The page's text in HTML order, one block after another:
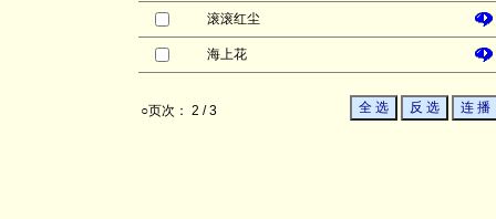
滚滚红尘
海上花
○页次： 2 / 3